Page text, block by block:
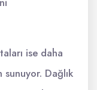
ise daha
Dağlık